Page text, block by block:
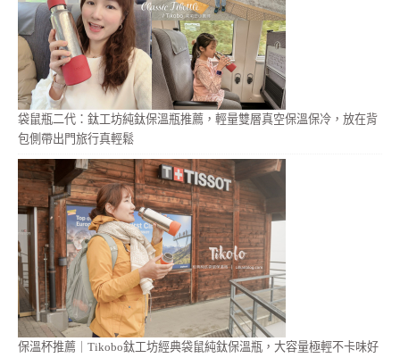
袋鼠瓶二代：鈦工坊純鈦保溫瓶推薦，輕量雙層真空保溫保冷，放在背
包側帶出門旅行真輕鬆
保溫杯推薦｜Tikobo鈦工坊經典袋鼠純鈦保溫瓶，大容量極輕不卡味好